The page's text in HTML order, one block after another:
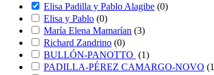
Elisa Padilla y Pablo Alagibe (0)
Elisa y Pablo (0)
María Elena Mamarían (3)
Richard Zandrino (0)
BULLÓN-PANOTTO (1)
PADILLA-PÉREZ CAMARGO-NOVO (1